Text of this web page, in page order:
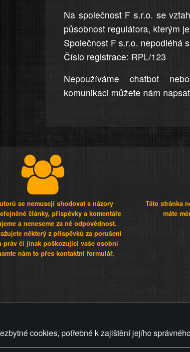
Na společnost F s.r.o. se
působnost regulátora, kterým
Společnost F s.r.o. nepodléhá
Číslo registrace: RPL/123
Nepoužíváme chatbot
komunikaci můžete nám
se nemusejí shodovat s názory
články, příspěvky a komentáře
a neneseme za ně odpovědnost.
některý z příspěvků za porušení
práv či jinak poškozující vaše osobní
nám to přes kontaktní formulář.
Táto stránka
máte
cookies, potřebné k zajištění jejího